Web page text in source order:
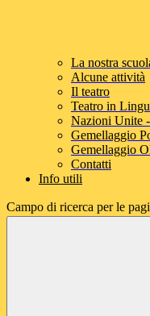
La nostra
Alcune attività
Il teatro
Teatro in
Nazioni Unite
Gemellaggio
Gemellaggio
Contatti
Info utili
Campo di ricerca per le